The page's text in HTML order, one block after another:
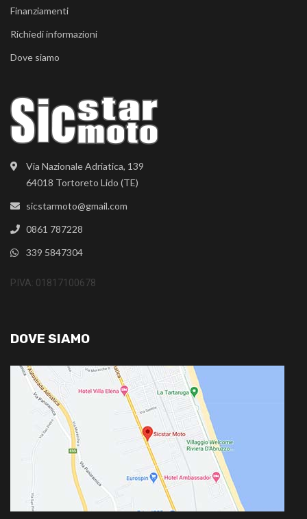
Via Nazionale Adriatica, 139
64018 Tortoreto Lido (TE)
sicstarmoto@gmail.com
0861 787228
339 5847304
P.IVA: 01817100678
Finanziamenti
Richiedi informazioni
Dove siamo
DOVE SIAMO